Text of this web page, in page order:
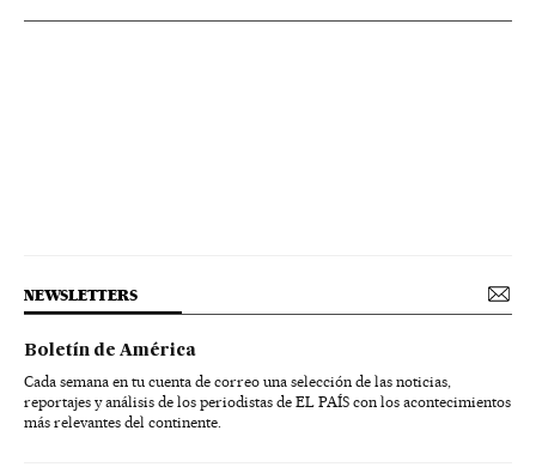
NEWSLETTERS
Boletín de América
Cada semana en tu cuenta de correo una selección de las noticias,
reportajes y análisis de los periodistas de EL PAÍS con los acontecimientos
más relevantes del continente.